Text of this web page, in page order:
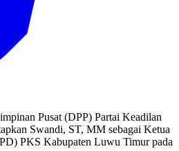
Pusat (DPP) Partai Keadilan
Swandi, ST, MM sebagai Ketua
PKS Kabupaten Luwu Timur pada